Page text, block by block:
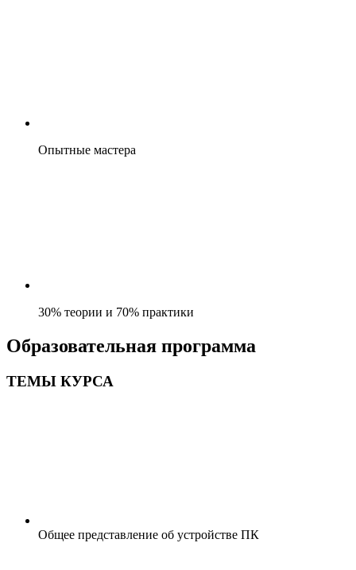
Опытные мастера
30% теории и 70% практики
Образовательная программа
ТЕМЫ КУРСА
Общее представление об устройстве ПК